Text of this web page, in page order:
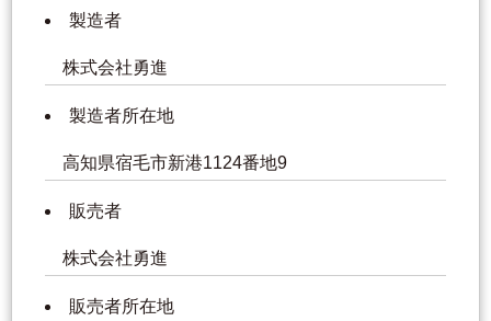
製造者
株式会社勇進
製造者所在地
高知県宿毛市新港1124番地9
販売者
株式会社勇進
販売者所在地